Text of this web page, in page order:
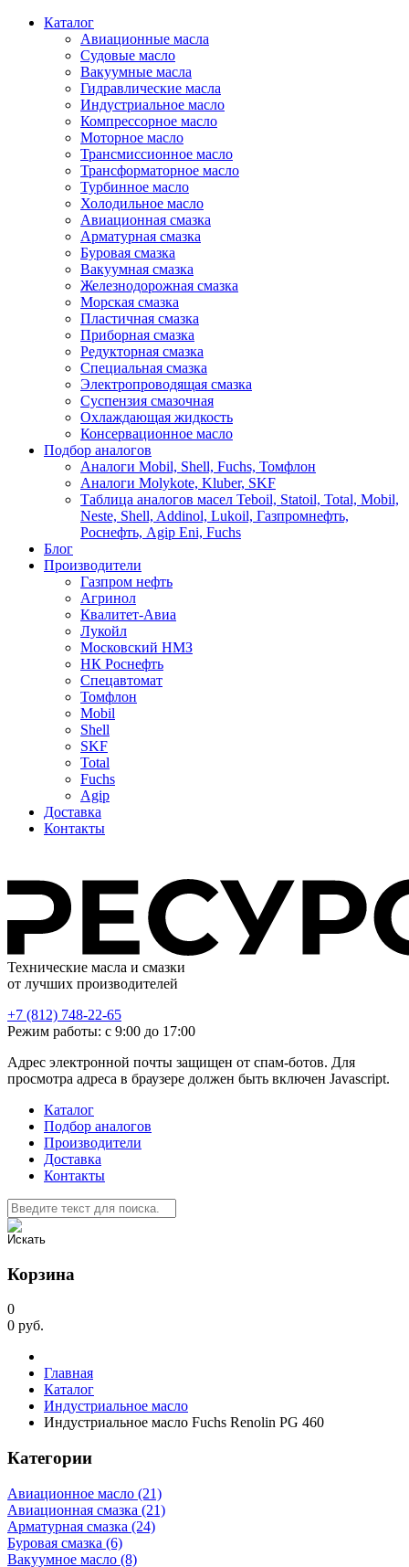
Каталог
Авиационные масла
Судовые масло
Вакуумные масла
Гидравлические масла
Индустриальное масло
Компрессорное масло
Моторное масло
Трансмиссионное масло
Трансформаторное масло
Турбинное масло
Холодильное масло
Авиационная смазка
Арматурная смазка
Буровая смазка
Вакуумная смазка
Железнодорожная смазка
Морская смазка
Пластичная смазка
Приборная смазка
Редукторная смазка
Специальная смазка
Электропроводящая смазка
Суспензия смазочная
Охлаждающая жидкость
Консервационное масло
Подбор аналогов
Аналоги Mobil, Shell, Fuchs, Томфлон
Аналоги Molykote, Kluber, SKF
Таблица аналогов масел Teboil, Statoil, Total, Mobil,
Neste, Shell, Addinol, Lukoil, Газпромнефть,
Роснефть, Agip Eni, Fuchs
Блог
Производители
Газпром нефть
Агринол
Квалитет-Авиа
Лукойл
Московский НМЗ
НК Роснефть
Спецавтомат
Томфлон
Mobil
Shell
SKF
Total
Fuchs
Agip
Доставка
Контакты
Технические масла и смазки
от лучших производителей
+7 (812) 748-22-65
Режим работы: с 9:00 до 17:00
Адрес электронной почты защищен от спам-ботов. Для
просмотра адреса в браузере должен быть включен Javascript.
Каталог
Подбор аналогов
Производители
Доставка
Контакты
Корзина
0
0 руб.
Главная
Каталог
Индустриальное масло
Индустриальное масло Fuchs Renolin PG 460
Категории
Авиационное масло (21)
Авиационная смазка (21)
Арматурная смазка (24)
Буровая смазка (6)
Вакуумное масло (8)